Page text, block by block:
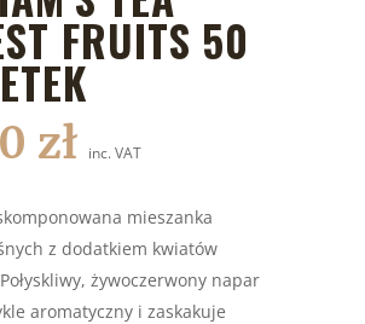
FRUITS 50
zł inc. VAT
mieszanka
z dodatkiem kwiatów
żywoczerwony napar
aromatyczny i zaskakuje